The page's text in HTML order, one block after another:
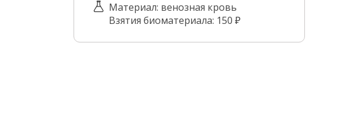
Материал: венозная кровь
Взятия биоматериала: 150 ₽